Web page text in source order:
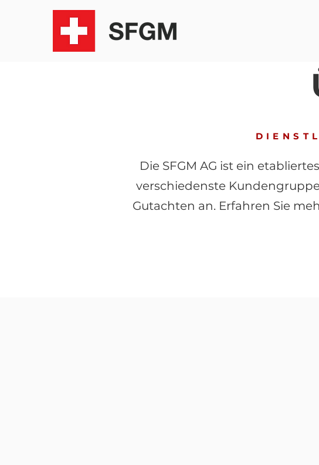
Die SFGM AG ist ein
verschiedenste
Gutachten an. Erfahren Sie